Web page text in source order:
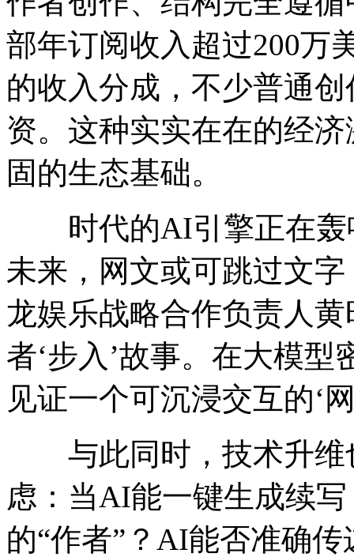
部年订阅收入超过200万
的收入分成，不少普通
资。这种实实在在的经
固的生态基础。
时代的AI引擎正在轰
未来，网文或可跳过文
龙娱乐战略合作负责人
者‘步入’故事。在大模
见证一个可沉浸交互的‘
与此同时，技术升维
虑：当AI能一键生成续
的“作者”？AI能否准确传